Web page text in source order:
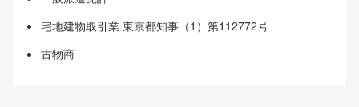
宅地建物取引業 東京都知事（1）第112772号
古物商